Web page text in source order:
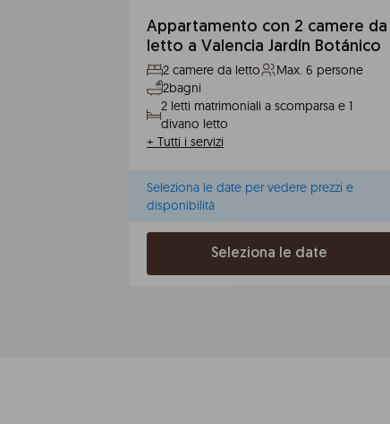
Appartamento con 2 camere da
letto a Valencia Jardín Botánico
2 camere da letto
Max. 6 persone
2bagni
2 letti matrimoniali a scomparsa e 1
divano letto
+ Tutti i servizi
Seleziona le date per vedere prezzi e
disponibilità
Seleziona le date